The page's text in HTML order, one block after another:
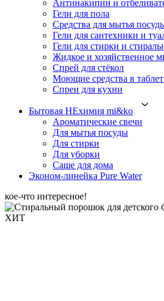
Антинакипин и
Гели для пола
Средства для мытья
Гели для сантехники и
Гели для стирки и
Жидкое и хозяйственное
Спрей для стёкол
Моющие средства в
Спреи для кухни
Бытовая НЕхимия mi&ko
Ароматические свечи
Для мытья посуды
Для стирки
Для уборки
Саше для дома
Эконом-линейка Pure Water
кое-что интересное!
ХИТ